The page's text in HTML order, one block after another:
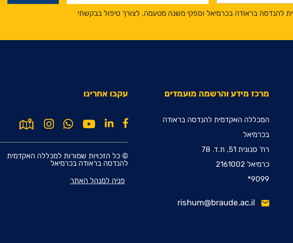
להנדסה בראודה בכרמיאל וספקי משנה מטעמה, לצורך טיפול בבקשתי
מרכז מידע והרשמה מועמדים
המכללה האקדמית להנדסה בראודה
בכרמיאל
רח' סנונית 51, ת.ד. 78
כרמיאל 2161002
9099*
rishum@braude.ac.il
עקבו אחרינו
© כל הזכויות שמורות למכללה האקדמית
להנדסה בראודה בכרמיאל
פניה למנהל האתר